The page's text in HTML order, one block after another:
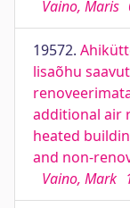
Vaino, Maris
19572.
lisaõhu
additional air
heated
and non-
Vaino, Mark